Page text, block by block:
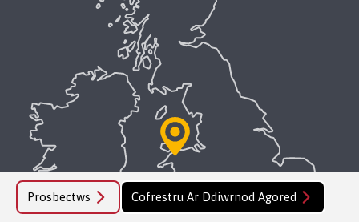
Prosbectws Cofrestru Ar Ddiwrnod Agored